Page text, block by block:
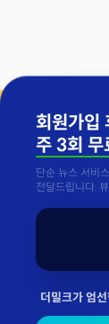
회원가입
주 3회 무
단순 뉴스 서비
전달드립니다.
더밀크가 엄